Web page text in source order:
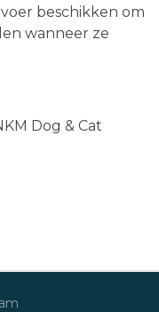
beschikken om
wanneer ze
Dog & Cat
Rescue Team